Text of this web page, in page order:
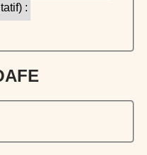
: